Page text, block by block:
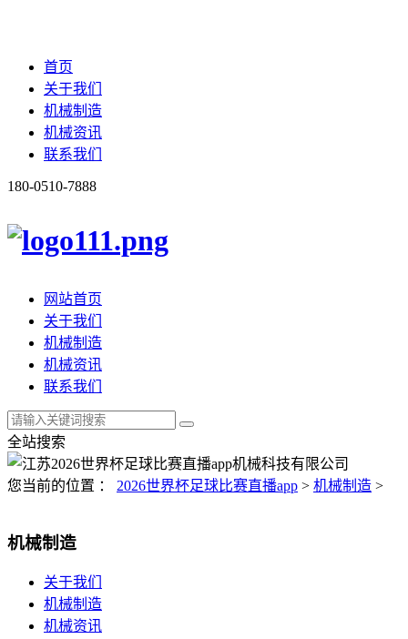
首页
关于我们
机械制造
机械资讯
联系我们
180-0510-7888
网站首页
关于我们
机械制造
机械资讯
联系我们
全站搜索
您当前的位置 ： 2026世界杯足球比赛直播app > 机械制造 >
机械制造
关于我们
机械制造
机械资讯